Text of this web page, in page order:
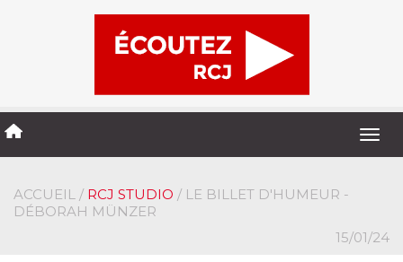
ACCUEIL / RCJ STUDIO / LE BILLET D'HUMEUR -
DÉBORAH MÜNZER
15/01/24